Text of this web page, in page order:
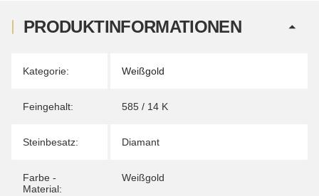
PRODUKTINFORMATIONEN
Produkteigenschaft
Wert
Kategorie: Weißgold
Feingehalt: 585 / 14 K
Steinbesatz: Diamant
Farbe -
Material:
Weißgold